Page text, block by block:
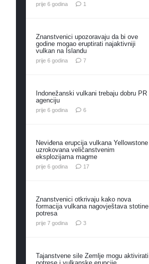
prije 6 godina 1
Znanstvenici upozoravaju da bi ove
godine mogao eruptirati najaktivniji
vulkan na Islandu
prije 6 godina 7komentara
Indonežanski vulkani trebaju dobru PR
agenciju
prije 6 godina 6komentara
Neviđena erupcija vulkana Yellowstone
uzrokovana veličanstvenim
eksplozijama magme
prije 6 godina 17komentara
Znanstvenici otkrivaju kako nova
formacija vulkana nagovještava stotine
potresa
prije 7 godina 3komentara
Tajanstvene sile Zemlje mogu aktivirati